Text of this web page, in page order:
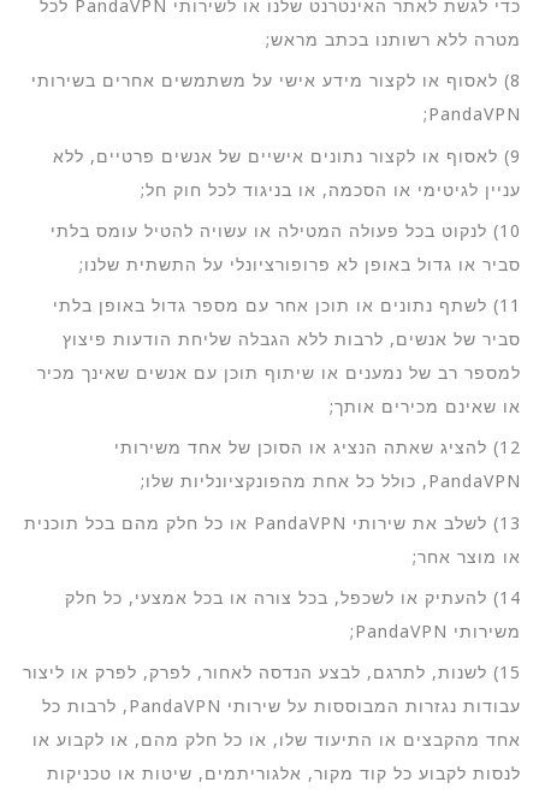
כדי לגשת לאתר האינטרנט שלנו או לשירותי PandaVPN לכל
מטרה ללא רשותנו בכתב מראש;
8) לאסוף או לקצור מידע אישי על משתמשים אחרים בשירותי
PandaVPN;
9) לאסוף או לקצור נתונים אישיים של אנשים פרטיים, ללא
עניין לגיטימי או הסכמה, או בניגוד לכל חוק חל;
10) לנקוט בכל פעולה המטילה או עשויה להטיל עומס בלתי
סביר או גדול באופן לא פרופורציונלי על התשתית שלנו;
11) לשתף נתונים או תוכן אחר עם מספר גדול באופן בלתי
סביר של אנשים, לרבות ללא הגבלה שליחת הודעות פיצוץ
למספר רב של נמענים או שיתוף תוכן עם אנשים שאינך מכיר
או שאינם מכירים אותך;
12) להציג שאתה הנציג או הסוכן של אחד משירותי
PandaVPN, כולל כל אחת מהפונקציונליות שלו;
13) לשלב את שירותי PandaVPN או כל חלק מהם בכל תוכנית
או מוצר אחר;
14) להעתיק או לשכפל, בכל צורה או בכל אמצעי, כל חלק
משירותי PandaVPN;
15) לשנות, לתרגם, לבצע הנדסה לאחור, לפרק, לפרק או ליצור
עבודות נגזרות המבוססות על שירותי PandaVPN, לרבות כל
אחד מהקבצים או התיעוד שלו, או כל חלק מהם, או לקבוע או
לנסות לקבוע כל קוד מקור, אלגוריתמים, שיטות או טכניקות